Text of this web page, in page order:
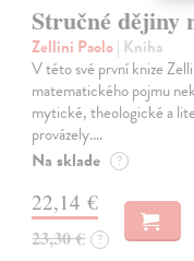
Stručné dějiny
Zellini Paolo| Kniha
V této své první knize
matematického pojmu
mytické, theologické a
provázely.…
Na sklade ?
22,14 €
23,30 € ?